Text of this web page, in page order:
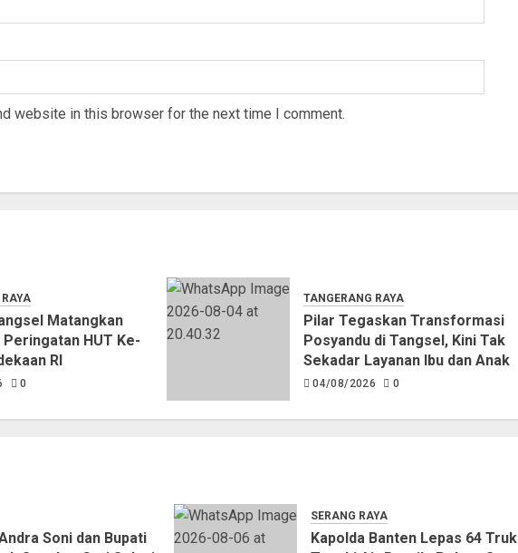
website in this browser for the next time I comment.
Matangkan
HUT Ke-
RI
0
TANGERANG RAYA
Pilar Tegaskan Transformasi
Posyandu di Tangsel, Kini Tak
Sekadar Layanan Ibu dan Anak
04/08/2026 0
Soni dan Bupati
SERANG RAYA
Kapolda Banten Lepas 64 Truk